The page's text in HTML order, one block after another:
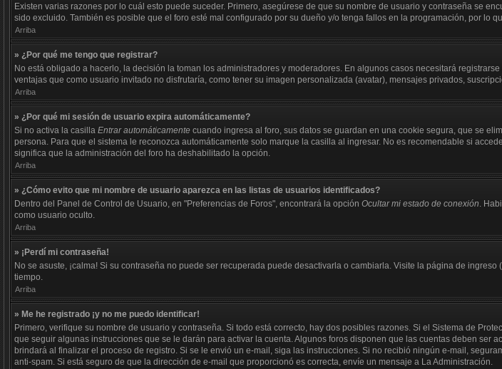
Existen varias razones por lo cuál esto puede suceder. Primero, asegúrese de que su nombre de usuario y contraseña se
sido excluido. También es posible que el foro esté mal configurado por su dueño y/o tenga fallos en la programación, por lo
Arriba
» ¿Por qué me tengo que registrar?
No está obligado a hacerlo, la decisión la toman los administradores y moderadores. En algunos casos necesitará
ventajas que como usuario invitado no disfrutaría, como tener su imagen personalizada (avatar), mensajes privados,
Arriba
» ¿Por qué mi sesión de usuario expira automáticamente?
Si no activa la casilla Entrar automáticamente cuando ingresa al foro, sus datos se guardan en una cookie segura, que se
persona. Para que el sistema le reconozca automáticamente solo marque la casilla al ingresar. No es recomendable si
significa que la administración del foro ha deshabilitado la opción.
Arriba
» ¿Cómo evito que mi nombre de usuario aparezca en las listas de usuarios identificados?
Dentro del Panel de Control de Usuario, en "Preferencias de Foros", encontrará la opción Ocultar mi estado de conexión.
como usuario oculto.
Arriba
» ¡Perdí mi contraseña!
No se asuste, ¡calma! Si su contraseña no puede ser recuperada puede desactivarla o cambiarla. Visite la página de ingreso
tiempo.
Arriba
» Me he registrado ¡y no me puedo identificar!
Primero, verifique su nombre de usuario y contraseña. Si todo está correcto, hay dos posibles razones. Si el Sistema de
que seguir algunas instrucciones que se le darán para activar la cuenta. Algunos foros disponen que las cuentas deben ser
brindará al finalizar el proceso de registro. Si se le envió un e-mail, siga las instrucciones. Si no recibió ningún e-mail,
anti-spam. Si está seguro de que la dirección de e-mail que proporcionó es correcta, envíe un mensaje a La Administración.